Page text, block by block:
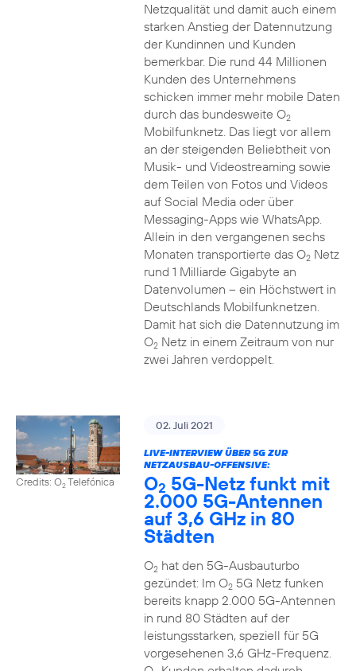
Netzqualität und damit auch einem
starken Anstieg der Datennutzung
der Kundinnen und Kunden
bemerkbar. Die rund 44 Millionen
Kunden des Unternehmens
schicken immer mehr mobile Daten
durch das bundesweite O2
Mobilfunknetz. Das liegt vor allem
an der steigenden Beliebtheit von
Musik- und Videostreaming sowie
dem Teilen von Fotos und Videos
auf Social Media oder über
Messaging-Apps wie WhatsApp.
Allein in den vergangenen sechs
Monaten transportierte das O2Netz
rund 1 Milliarde Gigabyte an
Datenvolumen – ein Höchstwert in
Deutschlands Mobilfunknetzen.
Damit hat sich die Datennutzung im
O2Netz in einem Zeitraum von nur
zwei Jahren verdoppelt.
Credits: O2Telefónica
02. Juli 2021
LIVE-INTERVIEW ÜBER 5G ZUR
NETZAUSBAU-OFFENSIVE:
O2 5G-Netz funkt mit
2.000 5G-Antennen
auf 3,6 GHz in 80
Städten
O2hat den 5G-Ausbauturbo
gezündet: Im O25G Netz funken
bereits knapp 2.000 5G-Antennen
in rund 80 Städten auf der
leistungsstarken, speziell für 5G
vorgesehenen 3,6 GHz-Frequenz.